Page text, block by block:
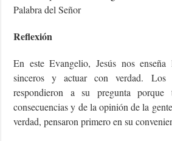
Palabra del Señor
Reflexión
En este Evangelio, Jesús nos
sinceros y actuar con verdad. Los
respondieron a su pregunta
consecuencias y de la opinión de la
verdad, pensaron primero en su